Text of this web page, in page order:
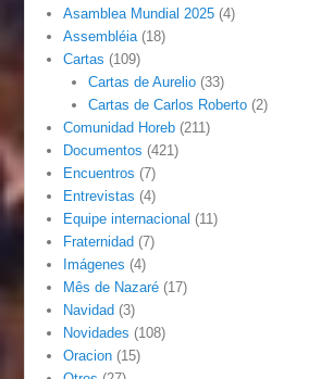
Asamblea Mundial 2025 (4)
Assembléia (18)
Cartas (109)
Cartas de Aurelio(33)
Cartas de Carlos Roberto(2)
Comunidad Horeb (211)
Documentos (421)
Encuentros (7)
Entrevistas (4)
Equipe internacional (11)
Fraternidad (7)
Imágenes (4)
Mês de Nazaré (17)
Navidad (3)
Novidades (108)
Oracion (15)